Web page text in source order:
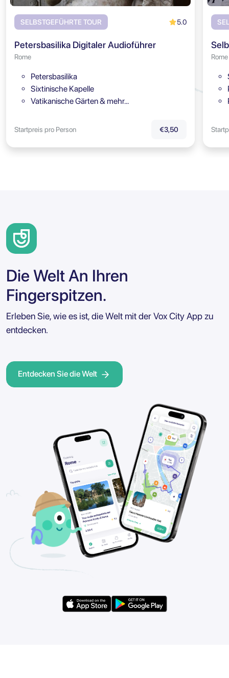
SELBSTGEFÜHRTE TOUR 5.0
Petersbasilika Digitaler Audioführer
Rome
Petersbasilika
Sixtinische Kapelle
Vatikanische Gärten & mehr…
Startpreis pro Person €3,50
Rome
Die Welt An Ihren
Fingerspitzen.
Erleben Sie, wie es ist, die Welt mit der Vox City App zu
entdecken.
Entdecken Sie die Welt